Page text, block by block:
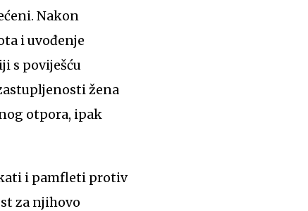
Nakon
i uvođenje
s poviješću
žena
otpora, ipak
i pamfleti protiv
za njihovo